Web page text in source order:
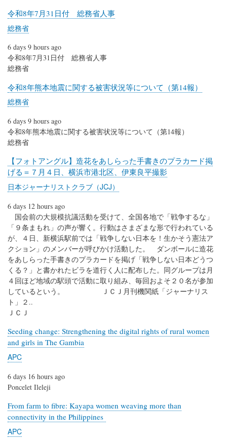
令和8年7月31日付 総務省人事
総務省
6 days 9 hours ago
令和8年7月31日付 総務省人事
総務省
令和8年熊本地震に関する被害状況等について（第14報）
総務省
6 days 9 hours ago
令和8年熊本地震に関する被害状況等について（第14報）
総務省
【フォトアングル】造花をあしらった手書きのプラカード掲
げる＝７月４日、横浜市港北区、伊東良平撮影
日本ジャーナリストクラブ（JCJ）
6 days 12 hours ago
国会前の大規模抗議活動を受けて、全国各地で「戦争するな」
「９条まもれ」の声が響く。行動はさまざまな形で行われている
が、４日、新横浜駅前では「戦争しない日本を！生かそう憲法ア
クション」のメンバーが呼びかけ活動した。 ダンボールに造花
をあしらった手書きのプラカードを掲げ「戦争しない日本どうつ
くる？」と書かれたビラを道行く人に配布した。同グループは月
４回ほど地域の駅頭で活動に取り組み、毎回およそ２０名が参加
しているという。 ＪＣＪ月刊機関紙「ジャーナリス
ト」２..
ＪＣＪ
Seeding change: Strengthening the digital rights of rural women
and girls in The Gambia
APC
6 days 16 hours ago
Poncelet Ileleji
From farm to fibre: Kayapa women weaving more than
connectivity in the Philippines
APC